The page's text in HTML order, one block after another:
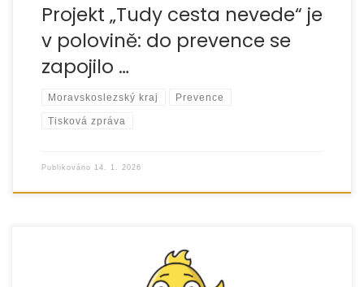
Projekt „Tudy cesta nevede“ je
v polovině: do prevence se
zapojilo …
Moravskoslezský kraj Prevence
Tisková zpráva
Publikováno 14. 1. 2026